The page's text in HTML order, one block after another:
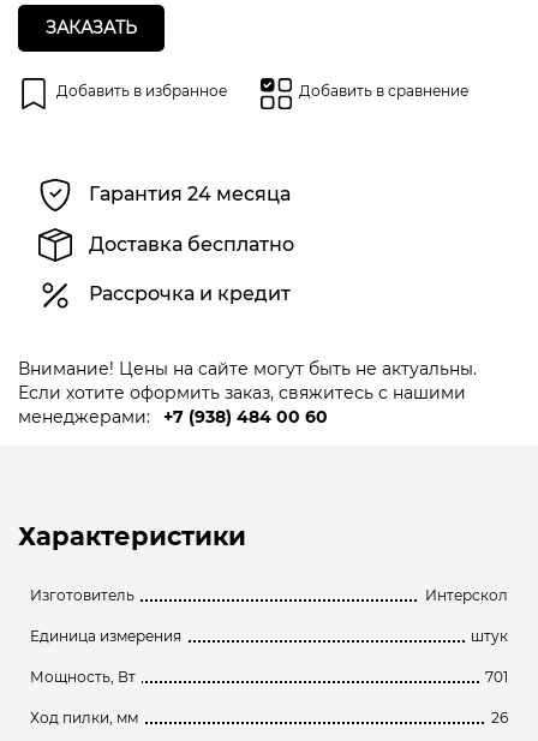
ЗАКАЗАТЬ
Добавить в избранное Добавить в сравнение
Гарантия 24 месяца
Доставка бесплатно
Рассрочка и кредит
Внимание! Цены на сайте могут быть не актуальны.
Если хотите оформить заказ, свяжитесь с нашими
менеджерами:
+7 (938) 484 00 60
Характеристики
Изготовитель Интерскол
Единица измерения штук
Мощность, Вт 701
Ход пилки, мм 26